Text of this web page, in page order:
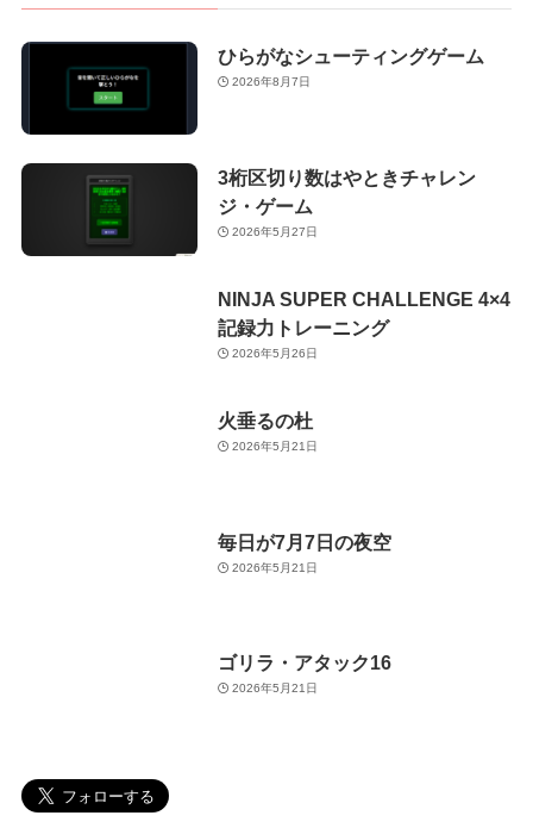
ひらがなシューティングゲーム
2026年8月7日
3桁区切り数はやときチャレン
ジ・ゲーム
2026年5月27日
NINJA SUPER CHALLENGE 4×4
記録力トレーニング
2026年5月26日
火垂るの杜
2026年5月21日
毎日が7月7日の夜空
2026年5月21日
ゴリラ・アタック16
2026年5月21日